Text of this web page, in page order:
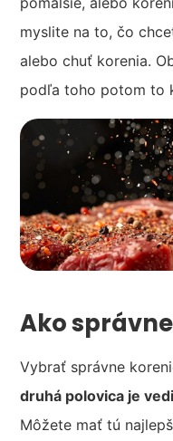
myslite na to, čo
alebo chuť korenia.
podľa toho potom to
Ako
Vybrať správne
druhá polovica je
Môžete mať tú